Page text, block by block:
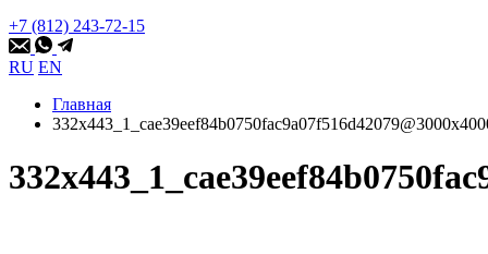
+7 (812) 243-72-15
RU EN
Главная